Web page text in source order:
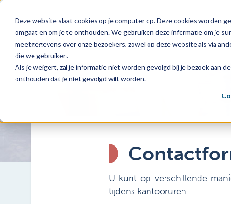
Deze website slaat cookies op je computer op. Deze cookies worden
omgaat en om je te onthouden. We gebruiken deze informatie om je
meetgegevens over onze bezoekers, zowel op deze website als via
die we gebruiken.
Als je weigert, zal je informatie niet worden gevolgd bij je bezoek aan
onthouden dat je niet gevolgd wilt worden.
U kunt op verschillende
tijdens kantooruren.